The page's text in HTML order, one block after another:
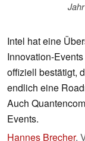
Intel hat eine
Innovation-
offiziell bestätigt,
endlich eine
Auch
Events.
Hannes Brecher,